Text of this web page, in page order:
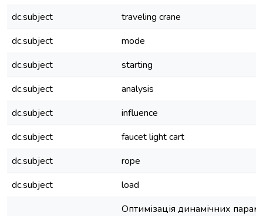
dc.subject
traveling crane
dc.subject
mode
dc.subject
starting
dc.subject
analysis
dc.subject
influence
dc.subject
faucet light cart
dc.subject
rope
dc.subject
load
Оптимізація динамічних